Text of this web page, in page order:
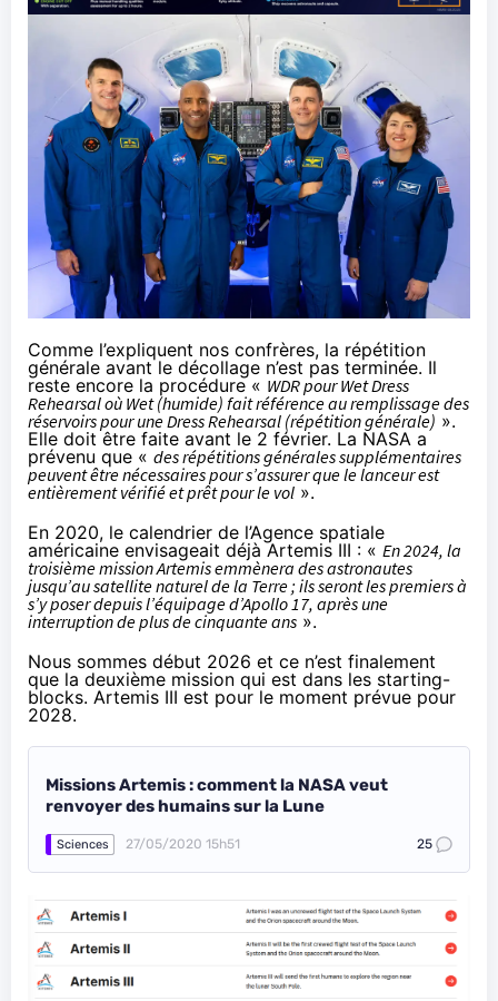
Comme l’expliquent nos confrères, la répétition
générale avant le décollage n’est pas terminée. Il
reste encore la procédure « WDR pour Wet Dress
Rehearsal où Wet (humide) fait référence au remplissage des
réservoirs pour une Dress Rehearsal (répétition générale) ».
Elle doit être faite avant le 2 février. La NASA a
prévenu que « des répétitions générales supplémentaires
peuvent être nécessaires pour s’assurer que le lanceur est
entièrement vérifié et prêt pour le vol ».
En 2020, le calendrier de l’Agence spatiale
américaine envisageait déjà Artemis III : « En 2024, la
troisième mission Artemis emmènera des astronautes
jusqu’au satellite naturel de la Terre ; ils seront les premiers à
s’y poser depuis l’équipage d’Apollo 17, après une
interruption de plus de cinquante ans ».
Nous sommes début 2026 et ce n’est finalement
que la deuxième mission qui est dans les starting-
blocks. Artemis III est pour le moment prévue pour
2028.
Missions Artemis : comment la NASA veut
renvoyer des humains sur la Lune
Sciences 27/05/2020 15h51 25